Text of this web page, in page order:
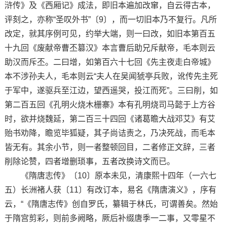
浒传》及《西厢记》成法，即旧本遍加改窜，自云得古本，
评刻之，亦称“圣叹外书”〔9〕，而一切旧本乃不复行。凡所
改定，就其序例可见，约举大端，则一曰改，如旧本第百五
十九回《废献帝曹丕篡汉》本言曹后助兄斥献帝，毛本则云
助汉而斥丕。二曰增，如第百六十七回《先主夜走白帝城》
本不涉孙夫人，毛本则云“夫人在吴闻猇亭兵败，讹传先主死
于军中，遂驱兵至江边，望西遥哭，投江而死”。三曰削，如
第二百五回《孔明火烧木栅寨》本有孔明烧司马懿于上方谷
时，欲并烧魏延，第二百三十四回《诸葛瞻大战邓艾》有艾
贻书劝降，瞻览毕狐疑，其子尚诘责之，乃决死战，而毛本
皆无有。其余小节，则一者整顿回目，二者修正文辞，三者
削除论赞，四者增删琐事，五者改换诗文而已。
《隋唐志传》〔10〕原本未见，清康熙十四年（一六七
五）长洲褚人获〔11〕有改订本，易名《隋唐演义》，序有
云，“《隋唐志传》创自罗氏，纂辑于林氏，可谓善矣。然始
于隋宫剪彩，则前多阙略，厥后补缀唐季一二事，又零星不